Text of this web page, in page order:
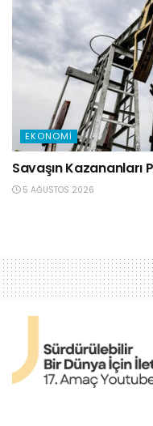
EKONOMI
Savaşın Kazananları
5 AĞUSTOS 2026